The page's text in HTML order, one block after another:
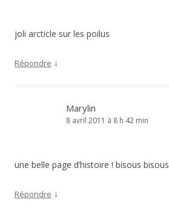
joli arcticle sur les poilus
Répondre ↓
Marylin
8 avril 2011 à 8 h 42 min
une belle page d’histoire ! bisous bisous
Répondre ↓